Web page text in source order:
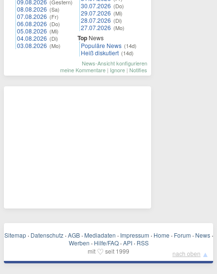
09.08.2026 (Gestern)
08.08.2026 (Sa)
07.08.2026 (Fr)
06.08.2026 (Do)
05.08.2026 (Mi)
04.08.2026 (Di)
03.08.2026 (Mo)
30.07.2026 (Do)
29.07.2026 (Mi)
28.07.2026 (Di)
27.07.2026 (Mo)
Top News
Populäre News (14d)
Heiß diskutiert (14d)
News-Ansicht konfigurieren
meine Kommentare | Ignore | Notifies
Sitemap · Datenschutz · AGB · Mediadaten · Impressum · Home · Forum · News ·
Werben · Hilfe/FAQ · API · RSS
mit ♡ seit 1999 nach oben ▲